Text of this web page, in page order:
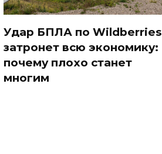
Удар БПЛА по Wildberries
затронет всю экономику:
почему плохо станет
многим